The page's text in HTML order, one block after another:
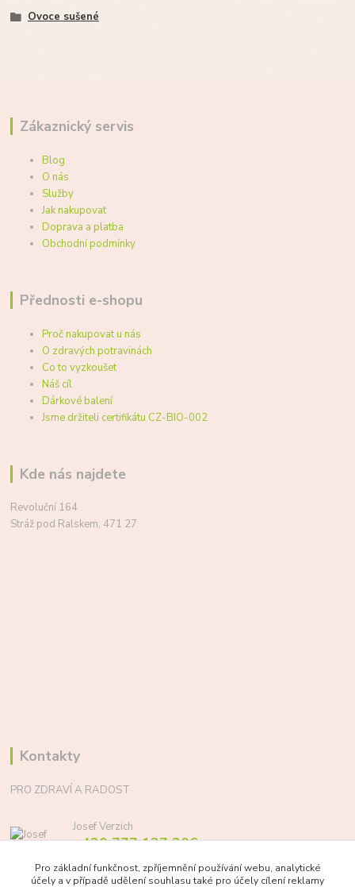
Ovoce sušené
Zákaznický servis
Blog
O nás
Služby
Jak nakupovat
Doprava a platba
Obchodní podmínky
Přednosti e-shopu
Proč nakupovat u nás
O zdravých potravinách
Co to vyzkoušet
Náš cíl
Dárkové balení
Jsme držiteli certifikátu CZ-BIO-002
Kde nás najdete
Revoluční 164
Stráž pod Ralskem, 471 27
Kontakty
PRO ZDRAVÍ A RADOST
Josef Verzich
+420 777 137 206
Pro základní funkčnost, zpříjemnění používání webu, analytické
účely a v případě udělení souhlasu také pro účely cílení reklamy